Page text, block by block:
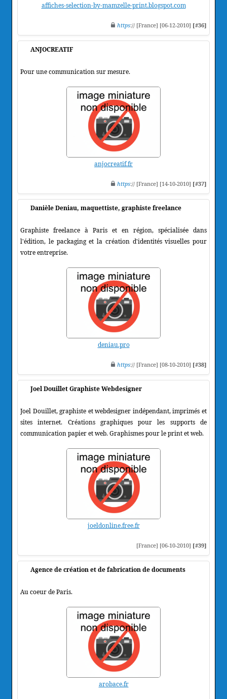
affiches-selection-by-mamzelle-print.blogspot.com
https:// [France] [06-12-2010] [#36]
ANJOCREATIF
Pour une communication sur mesure.
anjocreatif.fr
https:// [France] [14-10-2010] [#37]
Danièle Deniau, maquettiste, graphiste freelance
Graphiste freelance à Paris et en région, spécialisée dans
l'édition, le packaging et la création d'identités visuelles pour
votre entreprise.
deniau.pro
https:// [France] [08-10-2010] [#38]
Joel Douillet Graphiste Webdesigner
Joel Douillet, graphiste et webdesigner indépendant, imprimés et
sites internet. Créations graphiques pour les supports de
communication papier et web. Graphismes pour le print et web.
joeldonline.free.fr
[France] [06-10-2010] [#39]
Agence de création et de fabrication de documents
Au coeur de Paris.
arobace.fr